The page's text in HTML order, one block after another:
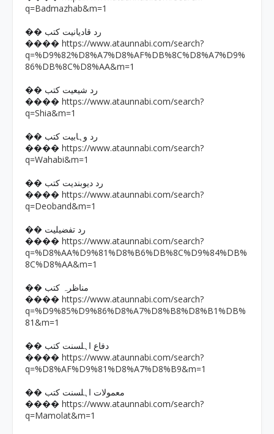
q=Badmazhab&m=1
�� رد قادیانیت کتب
���� https://www.ataunnabi.com/search?
q=%D9%82%D8%A7%D8%AF%DB%8C%D8%A7%D9%
86%DB%8C%D8%AA&m=1
�� رد شیعیت کتب
���� https://www.ataunnabi.com/search?
q=Shia&m=1
�� رد وہابیت کتب
���� https://www.ataunnabi.com/search?
q=Wahabi&m=1
�� رد دیوبندیت کتب
���� https://www.ataunnabi.com/search?
q=Deoband&m=1
�� رد تفضیلیت
���� https://www.ataunnabi.com/search?
q=%D8%AA%D9%81%D8%B6%DB%8C%D9%84%DB%
8C%D8%AA&m=1
�� مناظرہ کتب
���� https://www.ataunnabi.com/search?
q=%D9%85%D9%86%D8%A7%D8%B8%D8%B1%DB%
81&m=1
�� دفاع اہلسنت کتب
���� https://www.ataunnabi.com/search?
q=%D8%AF%D9%81%D8%A7%D8%B9&m=1
�� معمولات اہلسنت کتب
���� https://www.ataunnabi.com/search?
q=Mamolat&m=1